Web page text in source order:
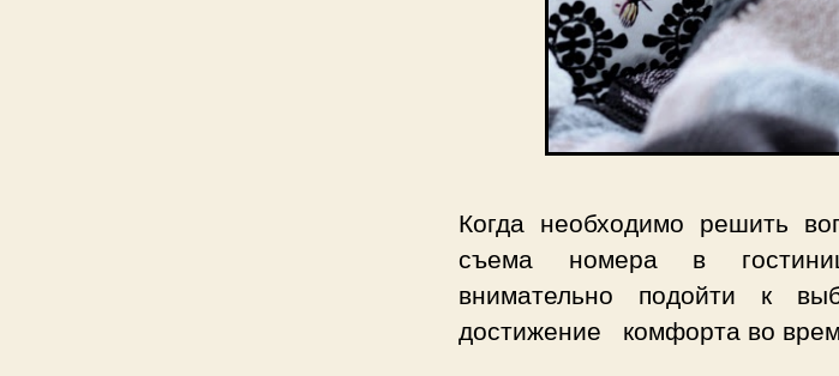
Когда необходимо решить
съема номера в
внимательно подойти к
достижение комфорта во